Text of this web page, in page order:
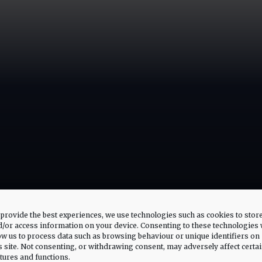
the best experiences, we use technologies such as cookies to store
or access information on your device. Consenting to these technologies
us to process data such as browsing behaviour or unique identifiers on
site. Not consenting, or withdrawing consent, may adversely affect
and functions.